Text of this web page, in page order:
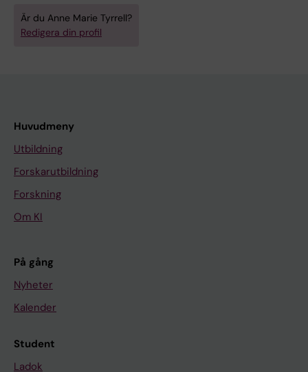
Är du Anne Marie Tyrrell?
Redigera din profil
Huvudmeny
Utbildning
Forskarutbildning
Forskning
Om KI
På gång
Nyheter
Kalender
Student
Ladok